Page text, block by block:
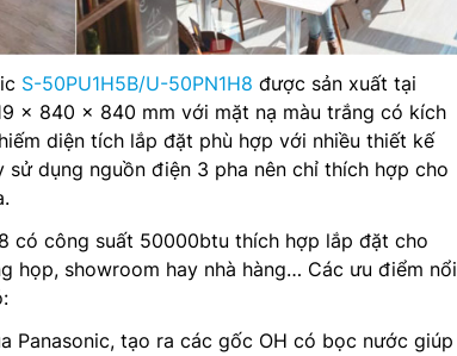
S-50PU1H5B/U-50PN1H8 được sản xuất tại
x 840 x 840 mm với mặt nạ màu trắng có kích
diện tích lắp đặt phù hợp với nhiều thiết kế
dụng nguồn điện 3 pha nên chỉ thích hợp cho
có công suất 50000btu thích hợp lắp đặt cho
họp, showroom hay nhà hàng… Các ưu điểm nổi
Panasonic, tạo ra các gốc OH có bọc nước giúp